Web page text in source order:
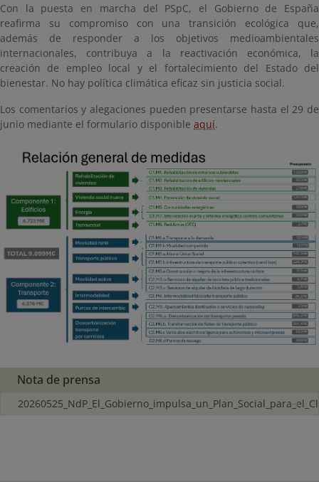
Con la puesta en marcha del PSpC, el Gobierno de España
reafirma su compromiso con una transición ecológica que,
además de responder a los objetivos medioambientales
internacionales, contribuya a la reactivación económica, la
creación de empleo local y el fortalecimiento del Estado del
bienestar. No hay política climática eficaz sin justicia social.
Los comentarios y alegaciones pueden presentarse hasta el 29 de
junio mediante el formulario disponible aquí.
Nota de prensa